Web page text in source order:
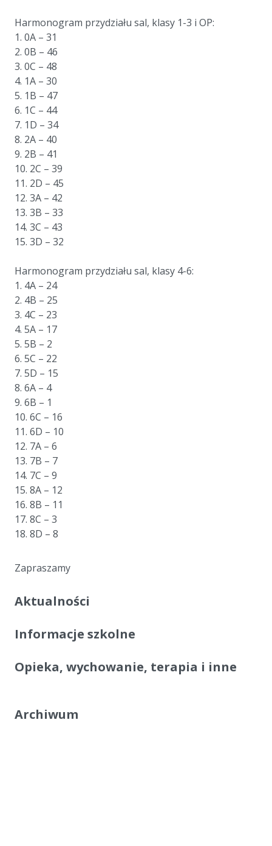
Harmonogram przydziału sal, klasy 1-3 i OP:
1. 0A – 31
2. 0B – 46
3. 0C – 48
4. 1A – 30
5. 1B – 47
6. 1C – 44
7. 1D – 34
8. 2A – 40
9. 2B – 41
10. 2C – 39
11. 2D – 45
12. 3A – 42
13. 3B – 33
14. 3C – 43
15. 3D – 32
Harmonogram przydziału sal, klasy 4-6:
1. 4A – 24
2. 4B – 25
3. 4C – 23
4. 5A – 17
5. 5B – 2
6. 5C – 22
7. 5D – 15
8. 6A – 4
9. 6B – 1
10. 6C – 16
11. 6D – 10
12. 7A – 6
13. 7B – 7
14. 7C – 9
15. 8A – 12
16. 8B – 11
17. 8C – 3
18. 8D – 8
Zapraszamy
Aktualności
Informacje szkolne
Opieka, wychowanie, terapia i inne
Archiwum